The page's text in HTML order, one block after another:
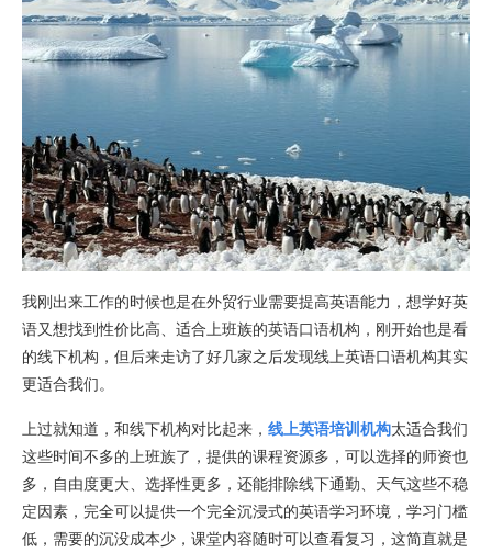
我刚出来工作的时候也是在外贸行业需要提高英语能力，想学好英
语又想找到性价比高、适合上班族的英语口语机构，刚开始也是看
的线下机构，但后来走访了好几家之后发现线上英语口语机构其实
更适合我们。
上过就知道，和线下机构对比起来， 线上英语培训机构太适合我们
这些时间不多的上班族了，提供的课程资源多，可以选择的师资也
多，自由度更大、选择性更多，还能排除线下通勤、天气这些不稳
定因素，完全可以提供一个完全沉浸式的英语学习环境，学习门槛
低，需要的沉没成本少，课堂内容随时可以查看复习，这简直就是